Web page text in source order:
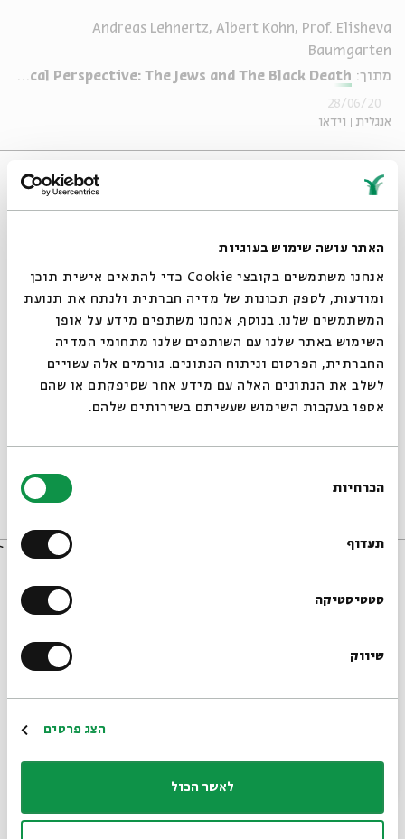
האתר עושה שימוש בעוגיות
אנחנו משתמשים בקובצי Cookie כדי להתאים אישית תוכן
ומודעות, לספק תכונות של מדיה חברתית ולנתח את תנועת
המשתמשים שלנו. בנוסף, אנחנו משתפים מידע על אופן
השימוש באתר שלנו עם השותפים שלנו מתחומי המדיה
החברתית, הפרסום וניתוח הנתונים. גורמים אלה עשויים
לשלב את הנתונים האלה עם מידע אחר שסיפקתם או שהם
אספו בעקבות השימוש שעשיתם בשירותים שלהם.
הסכמה
הכרחיות
תעדוף
סטטיסטיקה
שיווק
הצג פרטים
לאשר הכול
Andreas Lehnertz, Albert Kohn, Prof. Elisheva
Baumgarten
מתוך: Plagues in Historical Perspective: The Jews and The Black Death
אנגלית וידאו
28/06/20
Economy, Crisis and the Jews Evidence
from Before and After the Black Death
21/06/20
Jewish Responses to the Plague: Death and
Hannah Teddy Schachter, Miri Fenton, Dr. Neta Bodner
סגור